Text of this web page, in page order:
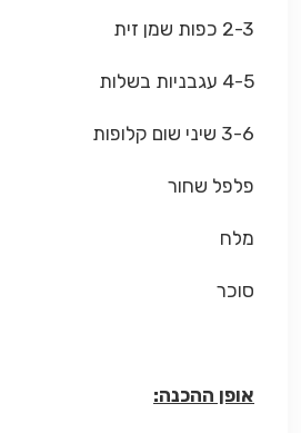
2-3 כפות שמן זית
4-5 עגבניות בשלות
3-6 שיני שום קלופות
פלפל שחור
מלח
סוכר
אופן ההכנה: